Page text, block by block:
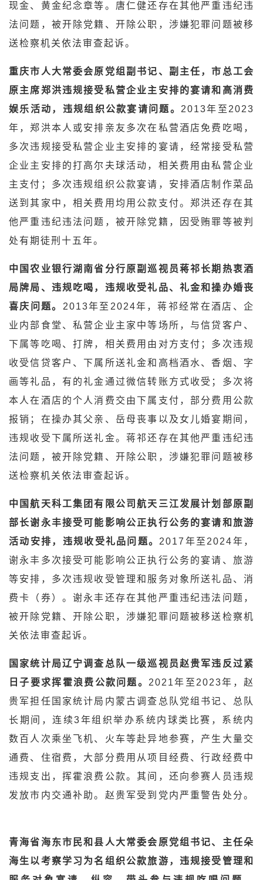
现金、黄金纪念章等。唐仁健还存在其他严重违纪违
法问题，被开除党籍、开除公职，涉嫌犯罪问题被移
送检察机关依法审查起诉。
重庆市人大常委会原党组副书记、副主任，市总工会
原主席郑洪违规接受私营企业主安排的宴请和高消费
娱乐活动，违规组织公款宴请问题。 2013年至2023
年，郑洪本人或安排亲友多次在私营酒店免费吃喝，
多次违规接受私营企业主安排的宴请，经常接受私营
企业主安排的打高尔夫球活动，相关费用由私营企业
主支付；多次违规组织公款宴请，安排酒店制作菜品
送到其家中，相关费用均用公款支付。郑洪还存在其
他严重违纪违法问题，被开除党籍，因受贿罪等被判
处有期徒刑十五年。
中国农业银行湖南省分行原副巡视员蒋祁长期热衷酒
局牌局、违规吃喝，违规收受礼品、礼金和操办婚丧
喜庆问题。 2013年至2024年，蒋祁经常在酒店、企
业内部食堂、私营企业主家中等场所，与信贷客户、
下属等吃喝、打牌，相关费用由对方支付；多次违规
收受信贷客户、下属所送礼金和高档酒水、香烟、字
画等礼品，有的礼金通过微信转账方式收受；多次将
本人在酒店的个人消费交由下属支付，部分费用公款
报销；在操办其父亲、岳母丧事以及女儿婚宴期间，
违规收受下属所送礼金。蒋祁还存在其他严重违纪违
法问题，被开除党籍、开除公职，涉嫌犯罪问题被移
送检察机关依法审查起诉。
中国航天科工集团有限公司航天三江发展计划部原副
部长谢永丰接受可能影响公正执行公务的宴请和旅游
活动安排，违规收受礼品问题。 2017年至2024年，
谢永丰多次接受可能影响公正执行公务的宴请、旅游
等安排，多次违规收受管理和服务对象所送礼品、消
费卡（券）。谢永丰还存在其他严重违纪违法问题，
被开除党籍、开除公职，涉嫌犯罪问题被移送检察机
关依法审查起诉。
国家统计局辽宁调查总队一级巡视员赵贵军违反过紧
日子要求挥霍浪费公款问题。 2021年至2023年，赵
贵军担任国家统计局内蒙古调查总队党组书记、总队
长期间，连续3年组织举办系统内球类比赛，系统内
数百人次乘坐飞机、火车等赴异地参赛，产生大量交
通费、住宿费，大部分费用从项目经费、行政经费中
违规支出，挥霍浪费公款。其间，还向参赛人员违规
发放市内交通补助。赵贵军受到党内严重警告处分。
青海省海东市民和县人大常委会原党组书记、主任朵
海生以考察学习为名组织公款旅游，违规接受管理和